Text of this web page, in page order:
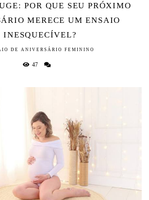
POR QUE SEU PRÓXIMO
MERECE UM ENSAIO
INESQUECÍVEL?
DE ANIVERSÁRIO FEMININO
47